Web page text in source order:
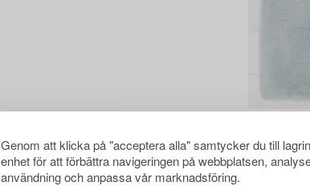
Genom att klicka på "acceptera alla" samtycker du till
enhet för att förbättra navigeringen på webbplatsen,
användning och anpassa vår marknadsföring.